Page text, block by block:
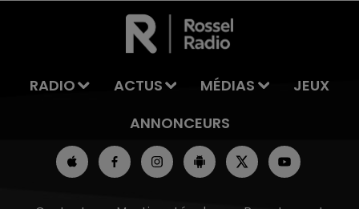
LA TEAM DU WEEK-END
RADIO ACTUS MÉDIAS
JEUX
ANNONCEURS